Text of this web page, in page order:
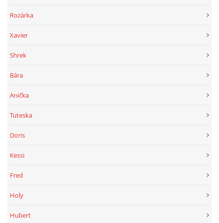
Rozárka
Xavier
Shrek
Bára
Anička
Tuteska
Doris
Kessi
Fred
Holy
Hubert